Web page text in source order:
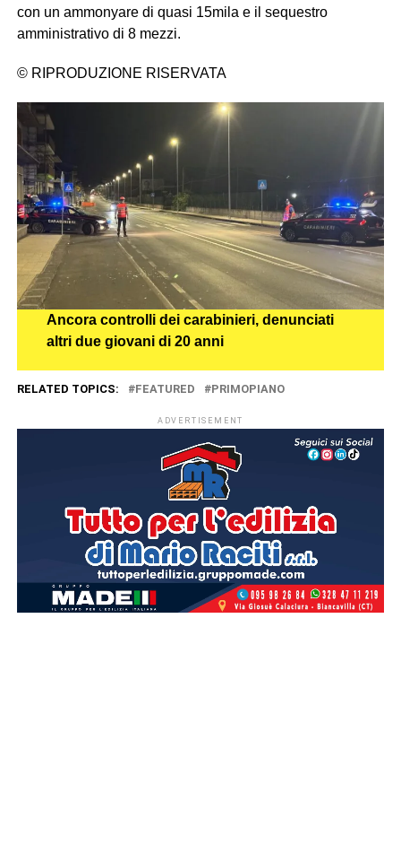
con un ammonyare di quasi 15mila e il sequestro
amministrativo di 8 mezzi.
© RIPRODUZIONE RISERVATA
Ancora controlli dei carabinieri, denunciati
altri due giovani di 20 anni
RELATED TOPICS: FEATURED PRIMOPIANO
ADVERTISEMENT